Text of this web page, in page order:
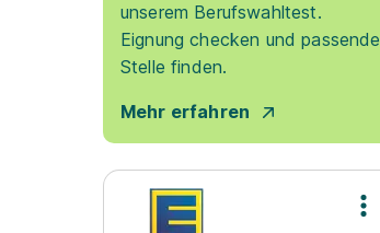
unserem Berufswahltest.
Eignung checken und passende
Stelle finden.
Mehr erfahren